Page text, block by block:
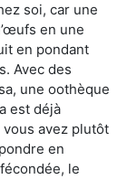
soi, car une
en une
en pondant
Avec des
une oothèque
est déjà
avez plutôt
en
le